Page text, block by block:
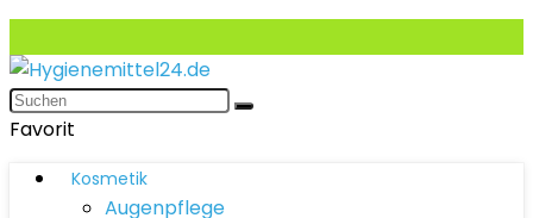
Favorit
Kosmetik
Augenpflege